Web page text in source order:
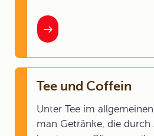
Tee und Coffein
Unter Tee im
man Getränke, die durch